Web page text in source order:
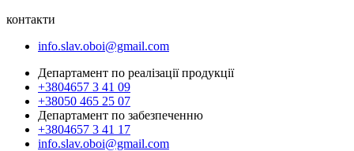
контакти
info.slav.oboi@gmail.com
Департамент по реалізації продукції
+3804657 3 41 09
+38050 465 25 07
Департамент по забезпеченню
+3804657 3 41 17
info.slav.oboi@gmail.com